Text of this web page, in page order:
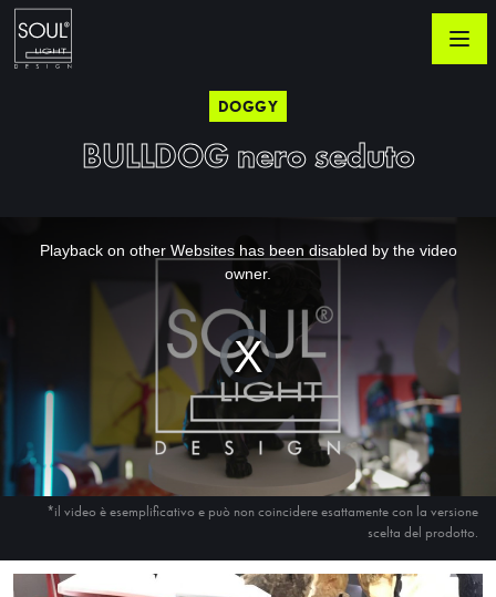
DOGGY
BULLDOG nero seduto
Video
Player
is
loading.
Playback on other Websites has been disabled by the video
owner.
*il video è esemplificativo e può non coincidere esattamente con la versione
scelta del prodotto.